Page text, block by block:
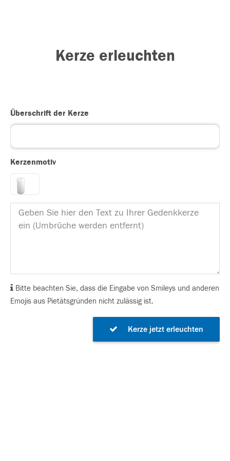
Kerze erleuchten
Überschrift der Kerze
Kerzenmotiv
Bitte beachten Sie, dass die Eingabe von Smileys und anderen
Emojis aus Pietätsgründen nicht zulässig ist.
Kerze jetzt erleuchten